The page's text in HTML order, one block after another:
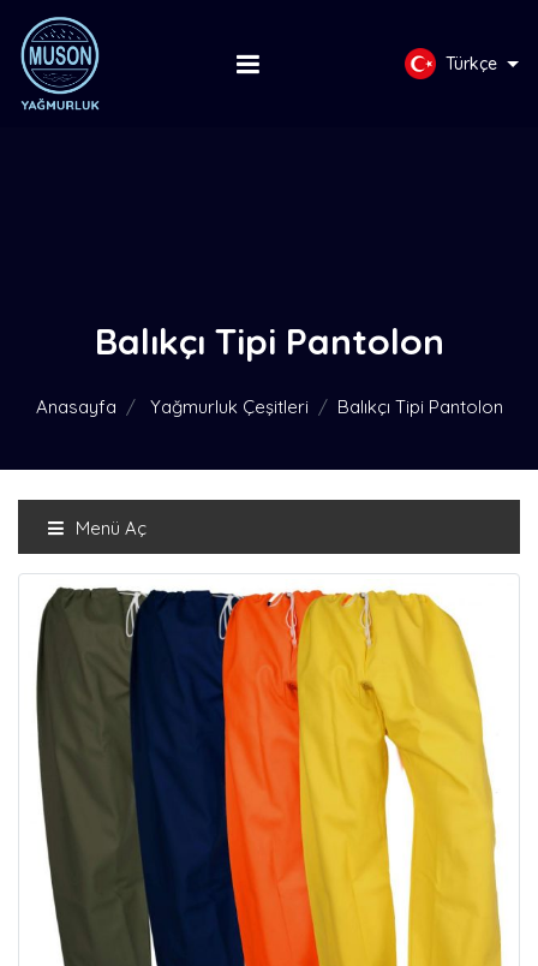
Türkçe
Balıkçı Tipi Pantolon
Anasayfa Yağmurluk Çeşitleri Balıkçı Tipi Pantolon
Menü Aç